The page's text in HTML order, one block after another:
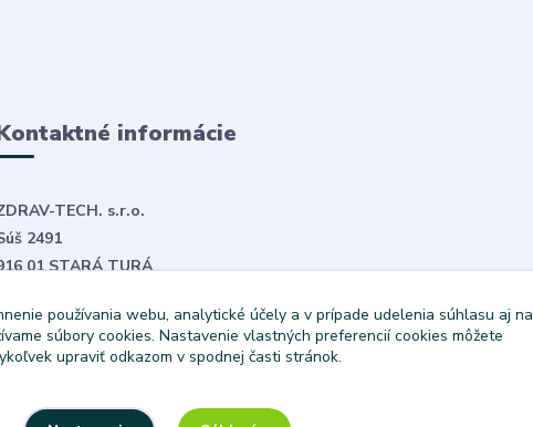
informácie
TECH. s.r.o.
2491
01 STARÁ TURÁ
č. +421 907 999 531
používania webu, analytické účely a v prípade udelenia súhlasu aj na
súbory cookies. Nastavenie vlastných preferencií cookies môžete
upraviť odkazom v spodnej časti stránok.